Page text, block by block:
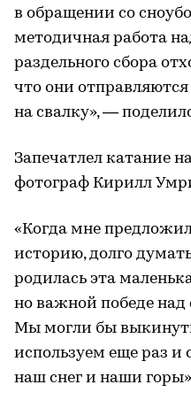
в обращении со
методичная работа
раздельного сбора
что они отправляются
на свалку», —
Запечатлел катание
фотограф Кирилл
«Когда мне
историю, долго
родилась эта
но важной победе
Мы могли бы
используем еще раз
наш снег и наши